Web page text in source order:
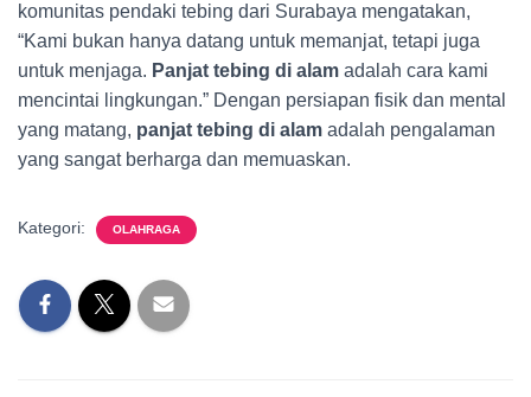
komunitas pendaki tebing dari Surabaya mengatakan,
“Kami bukan hanya datang untuk memanjat, tetapi juga
untuk menjaga. Panjat tebing di alam adalah cara kami
mencintai lingkungan.” Dengan persiapan fisik dan mental
yang matang, panjat tebing di alam adalah pengalaman
yang sangat berharga dan memuaskan.
Kategori: OLAHRAGA